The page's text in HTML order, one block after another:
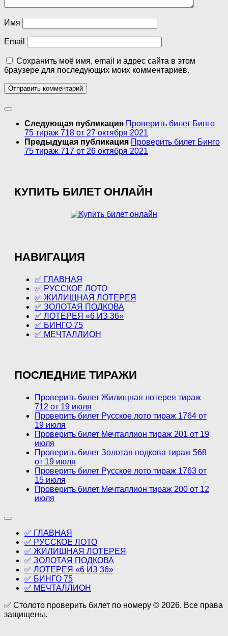
Имя
Email
Сохранить моё имя, email и адрес сайта в этом
браузере для последующих моих комментариев.
Следующая публикация Проверить билет Бинго
75 тираж 718 от 27 октября 2021
Предыдущая публикация Проверить билет Бинго
75 тираж 717 от 26 октября 2021
КУПИТЬ БИЛЕТ ОНЛАЙН
НАВИГАЦИЯ
✅ ГЛАВНАЯ
✅ РУССКОЕ ЛОТО
✅ ЖИЛИЩНАЯ ЛОТЕРЕЯ
✅ ЗОЛОТАЯ ПОДКОВА
✅ ЛОТЕРЕЯ «6 ИЗ 36»
✅ БИНГО 75
✅ МЕЧТАЛЛИОН
ПОСЛЕДНИЕ ТИРАЖИ
Проверить билет Жилищная лотерея тираж
712 от 19 июля
Проверить билет Русское лото тираж 1764 от
19 июля
Проверить билет Мечталлион тираж 201 от 19
июля
Проверить билет Золотая подкова тираж 568
от 19 июля
Проверить билет Русское лото тираж 1763 от
15 июля
Проверить билет Мечталлион тираж 200 от 12
июля
✅ ГЛАВНАЯ
✅ РУССКОЕ ЛОТО
✅ ЖИЛИЩНАЯ ЛОТЕРЕЯ
✅ ЗОЛОТАЯ ПОДКОВА
✅ ЛОТЕРЕЯ «6 ИЗ 36»
✅ БИНГО 75
✅ МЕЧТАЛЛИОН
✅ Столото проверить билет по номеру © 2026. Все права
защищены.